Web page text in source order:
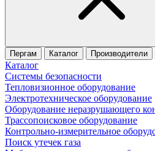
Пергам Каталог Производители
Каталог
Системы безопасности
Тепловизионное оборудование
Электротехническое оборудование
Оборудование неразрушающего
Трассопоисковое оборудование
Контрольно-измерительное
Поиск утечек газа